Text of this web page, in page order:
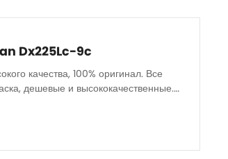
Dx225Lc-9c
качества, 100% оригинал. Все
дешевые и высококачественные.